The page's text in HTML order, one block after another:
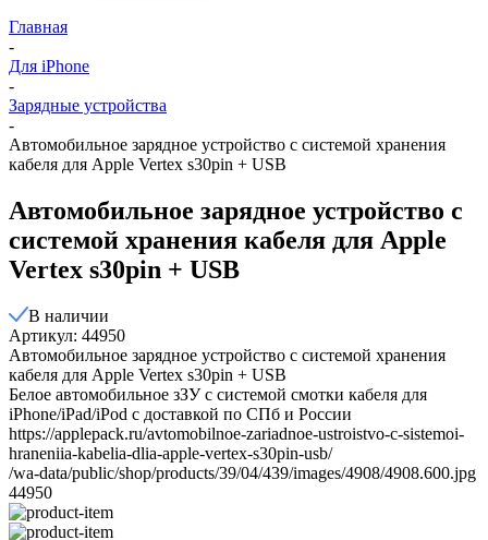
Главная
-
Для iPhone
-
Зарядные устройства
-
Автомобильное зарядное устройство c системой хранения
кабеля для Apple Vertex s30pin + USB
Автомобильное зарядное устройство c
системой хранения кабеля для Apple
Vertex s30pin + USB
В наличии
Артикул: 44950
Автомобильное зарядное устройство c системой хранения
кабеля для Apple Vertex s30pin + USB
Белое автомобильное зЗУ с системой смотки кабеля для
iPhone/iPad/iPod с доставкой по СПб и России
https://applepack.ru/avtomobilnoe-zariadnoe-ustroistvo-c-sistemoi-
hraneniia-kabelia-dlia-apple-vertex-s30pin-usb/
/wa-data/public/shop/products/39/04/439/images/4908/4908.600.jpg
44950